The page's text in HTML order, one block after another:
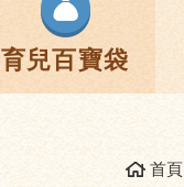
育兒百寶袋
首頁